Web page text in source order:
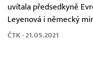
uvítala předsedkyně
Leyenová i německý
ČTK - 21.05.2021